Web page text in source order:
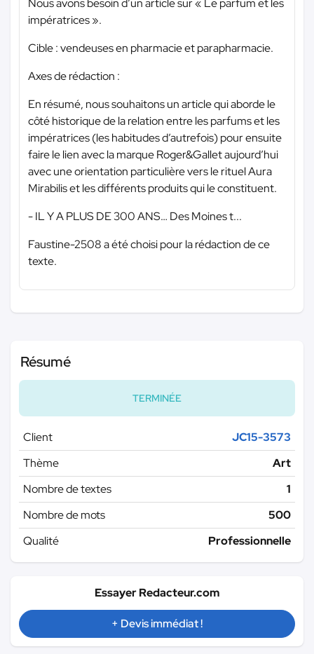
impératrices ».
Cible : vendeuses en pharmacie et parapharmacie.
Axes de rédaction :
En résumé, nous souhaitons un article qui aborde le
côté historique de la relation entre les parfums et les
impératrices (les habitudes d’autrefois) pour ensuite
faire le lien avec la marque Roger&Gallet aujourd’hui
avec une orientation particulière vers le rituel Aura
Mirabilis et les différents produits qui le constituent.
- IL Y A PLUS DE 300 ANS… Des Moines t...
Faustine-2508 a été choisi pour la rédaction de ce
texte.
Résumé
TERMINÉE
Client
JC15-3573
Thème
Art
Nombre de textes
1
Nombre de mots
500
Qualité
Professionnelle
Essayer Redacteur.com
+ Devis immédiat !